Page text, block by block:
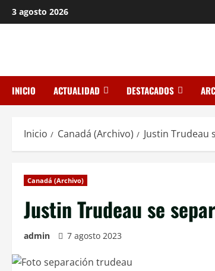
Saltar
al
3 agosto 2026
INICIO ACTUALIDAD DESTACADOS
Inicio Canadá (Archivo) Justin Trudeau
Canadá (Archivo)
Justin Trudeau se
admin 7 agosto 2023